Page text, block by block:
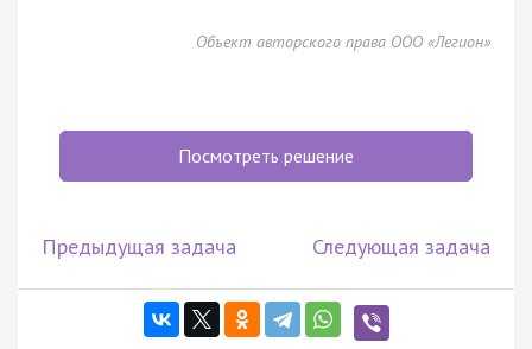
Объект авторского права ООО «Легион»
Посмотреть решение
Предыдущая задача Следующая задача